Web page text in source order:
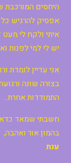
היחסים המורכבת
אפסיק להרגיש כל
איתי ולקח לי
יש לי למי לפנות
אני עדיין לומדת
בצורה שונה
התמודדות אחרת…
חשבתי שמאד
בהמון אור ואהבה,
ענת